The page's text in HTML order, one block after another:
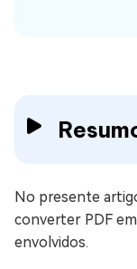
No presente
converter PDF
envolvidos.